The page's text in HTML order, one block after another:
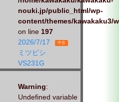
nouki.jp/public_html/wp-
content/themes/kawakaku3/
on line 197
2026/7/17
中古
ミツビシ
VS231G
Warning:
Undefined variable